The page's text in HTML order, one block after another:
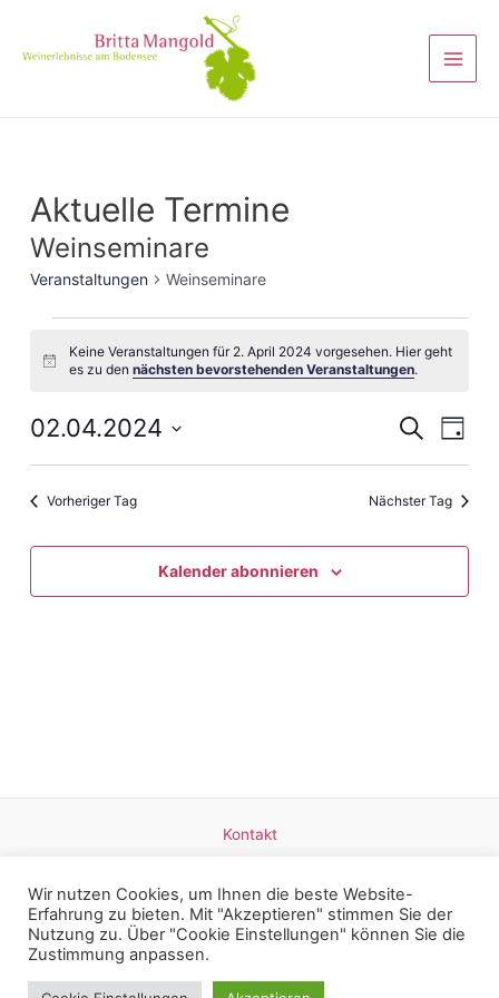
Aktuelle Termine
Weinseminare
Veranstaltungen Weinseminare
Hinweis
Keine Veranstaltungen für 2. April 2024 vorgesehen. Hier geht
es zu dennächsten bevorstehenden Veranstaltungen.
Suche
und
SucheTag
02.04.2024
Vorheriger Tag Nächster Tag
Kalender abonnieren
Kontakt
Impressum
Wir nutzen Cookies, um Ihnen die beste Website-
Erfahrung zu bieten. Mit "Akzeptieren" stimmen Sie der
Nutzung zu. Über "Cookie Einstellungen" können Sie die
Zustimmung anpassen.